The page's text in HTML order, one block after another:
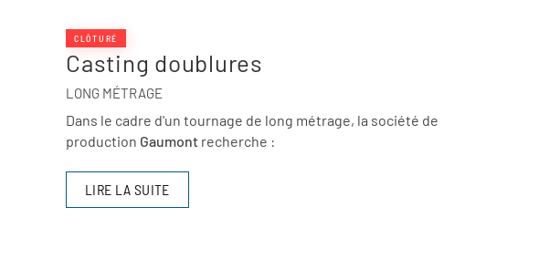
CLÔTURÉ
Casting doublures
LONG MÉTRAGE
Dans le cadre d'un tournage de long métrage, la société de
production Gaumont recherche :
LIRE LA SUITE